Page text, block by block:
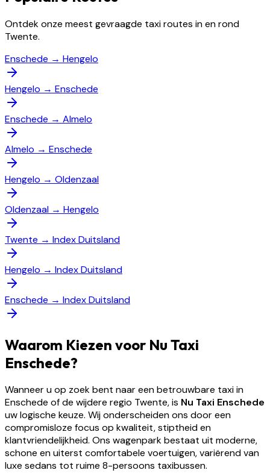
Ontdek onze meest gevraagde taxi routes in en rond
Twente.
Enschede → Hengelo
Hengelo → Enschede
Enschede → Almelo
Almelo → Enschede
Hengelo → Oldenzaal
Oldenzaal → Hengelo
Twente → Index Duitsland
Hengelo → Index Duitsland
Enschede → Index Duitsland
Waarom Kiezen voor Nu Taxi
Enschede?
Wanneer u op zoek bent naar een betrouwbare taxi in
Enschede of de wijdere regio Twente, is Nu Taxi Enschede
uw logische keuze. Wij onderscheiden ons door een
compromisloze focus op kwaliteit, stiptheid en
klantvriendelijkheid. Ons wagenpark bestaat uit moderne,
schone en uiterst comfortabele voertuigen, variërend van
luxe sedans tot ruime 8-persoons taxibussen.